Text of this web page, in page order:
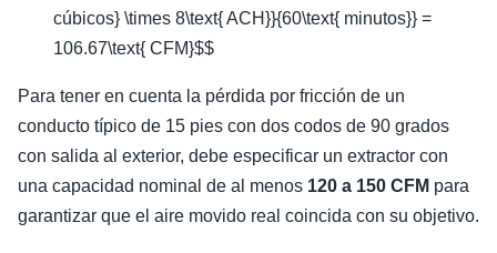
cúbicos} \times 8\text{ ACH}}{60\text{ minutos}} =
106.67\text{ CFM}$$
Para tener en cuenta la pérdida por fricción de un
conducto típico de 15 pies con dos codos de 90 grados
con salida al exterior, debe especificar un extractor con
una capacidad nominal de al menos 120 a 150 CFM para
garantizar que el aire movido real coincida con su objetivo.